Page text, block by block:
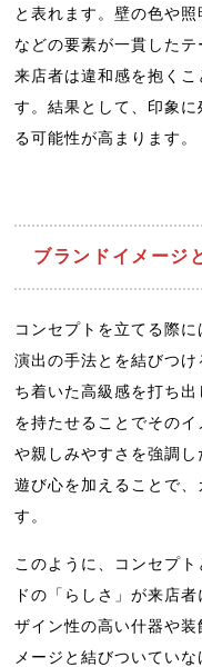
と表れます。壁の色や
などの要素が一貫したテ
来店者は違和感を抱く
す。結果として、印象
る可能性が高まります。
ブランドイメージ
コンセプトを立てる際
演出の手法とを結びつ
ち着いた高級感を打ち
を持たせることでその
や親しみやすさを強調
遊び心を加えることで
す。
このように、コンセプ
ドの「らしさ」が来店
ザイン性の高い什器や
メージと結びついてい